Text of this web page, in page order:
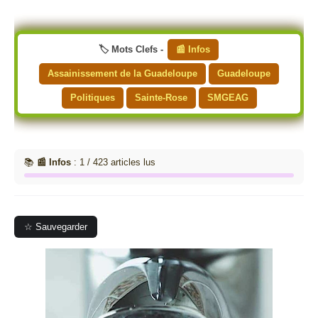
🏷️ Mots Clefs - 📰 Infos
Assainissement de la Guadeloupe Guadeloupe
Politiques Sainte-Rose SMGEAG
📚 📰 Infos : 1 / 423 articles lus
☆ Sauvegarder